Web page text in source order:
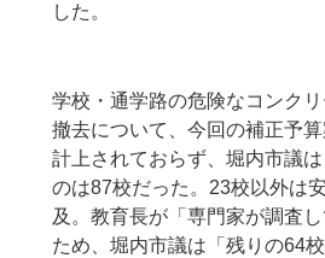
した。
学校・通学路の危険なコンク
撤去について、今回の補正予
計上されておらず、堀内市議
のは87校だった。23校以外は
及。教育長が「専門家が調査
ため、堀内市議は「残りの64